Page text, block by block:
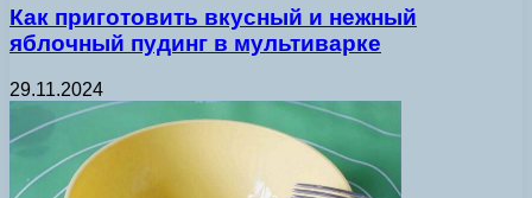
Как приготовить вкусный и нежный
яблочный пудинг в мультиварке
29.11.2024